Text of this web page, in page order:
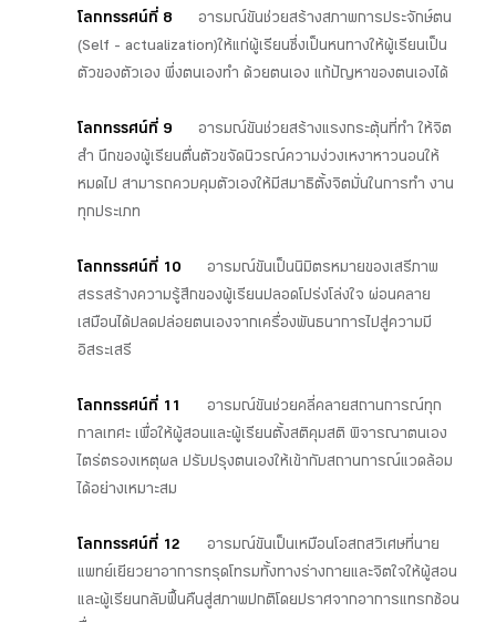
โลกทรรศน์ที่ 8 อารมณ์ขันช่วยสร้างสภาพการประจักษ์ตน
(Self – actualization)ให้แก่ผู้เรียนซึ่งเป็นหนทางให้ผู้เรียนเป็น
ตัวของตัวเอง พึ่งตนเองทำ ด้วยตนเอง แก้ปัญหาของตนเองได้
โลกทรรศน์ที่ 9 อารมณ์ขันช่วยสร้างแรงกระตุ้นที่ทำ ให้จิต
สำ นึกของผู้เรียนตื่นตัวขจัดนิวรณ์ความง่วงเหงาหาวนอนให้
หมดไป สามารถควบคุมตัวเองให้มีสมาธิตั้งจิตมั่นในการทำ งาน
ทุกประเภท
โลกทรรศน์ที่ 10 อารมณ์ขันเป็นนิมิตรหมายของเสรีภาพ
สรรสร้างความรู้สึกของผู้เรียนปลอดโปร่งโล่งใจ ผ่อนคลาย
เสมือนได้ปลดปล่อยตนเองจากเครื่องพันธนาการไปสู่ความมี
อิสระเสรี
โลกทรรศน์ที่ 11 อารมณ์ขันช่วยคลี่คลายสถานการณ์ทุก
กาลเทศะ เพื่อให้ผู้สอนและผู้เรียนตั้งสติคุมสติ พิจารณาตนเอง
ไตร่ตรองเหตุผล ปรับปรุงตนเองให้เข้ากับสถานการณ์แวดล้อม
ได้อย่างเหมาะสม
โลกทรรศน์ที่ 12 อารมณ์ขันเป็นเหมือนโอสถสวิเศษที่นาย
แพทย์เยียวยาอาการทรุดโทรมทั้งทางร่างกายและจิตใจให้ผู้สอน
และผู้เรียนกลับฟื้นคืนสู่สภาพปกติโดยปราศจากอาการแทรกซ้อน